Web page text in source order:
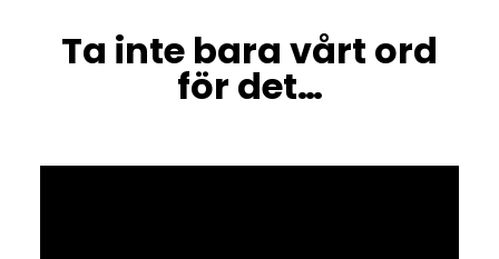
Ta inte bara vårt ord
för det…